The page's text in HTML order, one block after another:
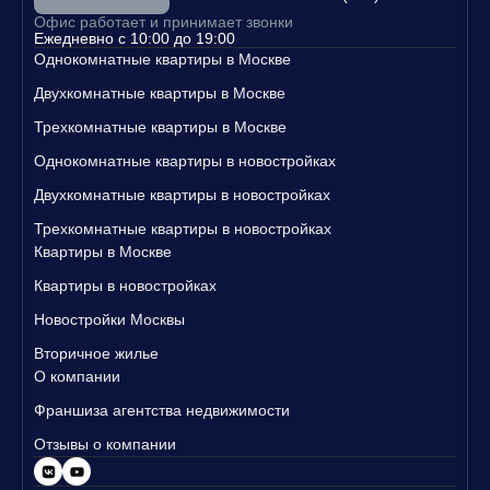
Свяжитесь с нами уже сегодня, чтобы узнать больше о наших п
редложениях и записаться на просмотр квартир!
Офис работает и принимает звонки
Ежедневно с 10:00 до 19:00
Однокомнатные квартиры в Москве
Двухкомнатные квартиры в Москве
Трехкомнатные квартиры в Москве
Однокомнатные квартиры в новостройках
Двухкомнатные квартиры в новостройках
Трехкомнатные квартиры в новостройках
Квартиры в Москве
Квартиры в новостройках
Новостройки Москвы
Вторичное жилье
О компании
Франшиза агентства недвижимости
Отзывы о компании